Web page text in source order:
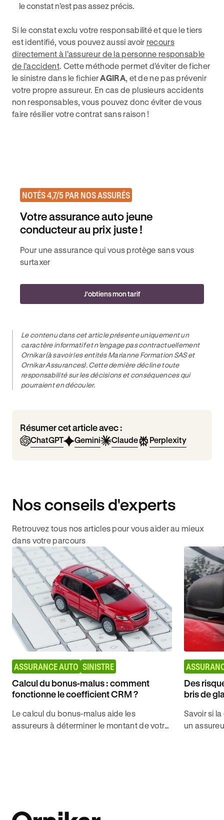
le constat n’est pas assez précis.
Si le constat exclu votre responsabilité et que le tiers
est identifié, vous pouvez aussi avoir recours
directement à l’assureur de la personne responsable
de l’accident. Cette méthode permet d’éviter de ficher
le sinistre dans le fichierAGIRA, et de ne pas prévenir
votre propre assureur. En cas de plusieurs accidents
non responsables, vous pouvez donc éviter de vous
faire résilier votre contrat sans raison !
NOTÉS 4,7/5 PAR NOS ASSURÉS
Votre assurance auto jeune
conducteur au prix juste !
Pour une assurance qui vous protège sans vous
surtaxer
J'obtiens mon tarif
Le contenu dans cet article présente uniquement un
caractère informatif et n’engage pas contractuellement
Ornikar (à savoir les entités Marianne Formation SAS et
Ornikar Assurances). Cette dernière décline toute
responsabilité sur les décisions et conséquences qui
pourraient en découler.
Résumer cet article avec :
ChatGPT Gemini Claude Perplexity
Nos conseils d'experts
Retrouvez tous nos articles pour vous aider au mieux
dans votre parcours
ASSURANCE AUTO SINISTRE
Calcul du bonus-malus : comment
fonctionne le coefficient CRM ?
Le calcul du bonus-malus aide les
assureurs à déterminer le montant de votre
Des
bris de
Savoir si
un